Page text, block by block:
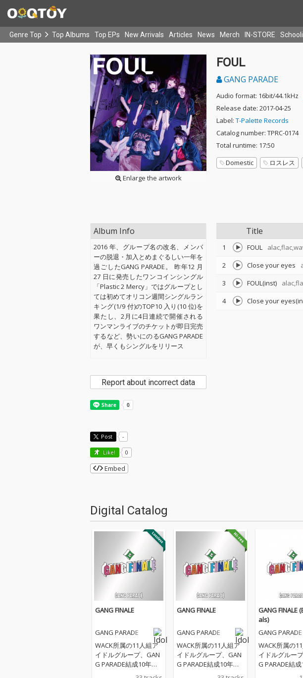
Genre Top Top Albums Top EPs New Arrivals Articles News Merch IN-STORE
Enlarge the artwork
FOUL
GANG PARADE
Audio format: 16bit/44.1kHz
Release date: 2017-04-25
Label: T-Palette Records
Catalog number: TPRC-0174
Total runtime: 17:50
Domestic
ロスレス
Title
1 FOUL
2
Close your eyes
3
FOUL(inst)
4
Close your
Album Info
2016 年、グループ名の改名、メンバ
ーの脱退・加入とめまぐるしい一年を
過ごしたGANG PARADE。 昨年12 月
27 日に発売したワンコインシングル
「Plastic 2 Mercy」ではグループとし
ては初めてオリコン週間シングルラン
キング(1/9 付)のTOP10 入り(10 位)を
果たし、2月に4日連続で開催される
ワンマンライブのチケットが即日完売
するなど、勢いにのるGANG PARADE
が、早くもシングルをリリース
Report about incorrect data
Post -
Like! 0
Embed
Digital Catalog
GANG FINALE
GANG PARADE
WACK所属の11人組ア
イドルグループ、GAN
G PARADE結成10年目
の記念日にリリースさ
GANG FINALE
GANG PARADE
WACK所属の11人組ア
イドルグループ、GAN
G PARADE結成10年目
の記念日にリリースさ
GANG FINALE
als)
GANG PARADE
WACK所属の
イドルグルー
G PARADE結
の記念日6月